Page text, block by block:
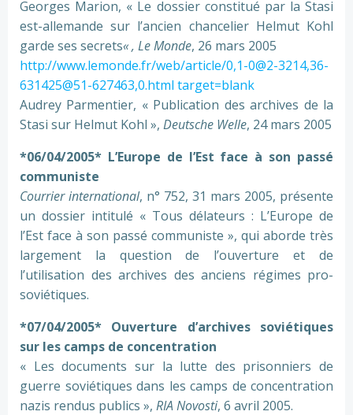
Georges Marion, « Le dossier constitué par la Stasi
est-allemande sur l’ancien chancelier Helmut Kohl
garde ses secrets« , Le Monde, 26 mars 2005
http://www.lemonde.fr/web/article/0,1-0@2-3214,36-
631425@51-627463,0.html target=blank
Audrey Parmentier, « Publication des archives de la
Stasi sur Helmut Kohl », Deutsche Welle, 24 mars 2005
*06/04/2005* L’Europe de l’Est face à son passé
communiste
Courrier international, n° 752, 31 mars 2005, présente
un dossier intitulé « Tous délateurs : L’Europe de
l’Est face à son passé communiste », qui aborde très
largement la question de l’ouverture et de
l’utilisation des archives des anciens régimes pro-
soviétiques.
*07/04/2005* Ouverture d’archives soviétiques
sur les camps de concentration
« Les documents sur la lutte des prisonniers de
guerre soviétiques dans les camps de concentration
nazis rendus publics », RIA Novosti, 6 avril 2005.